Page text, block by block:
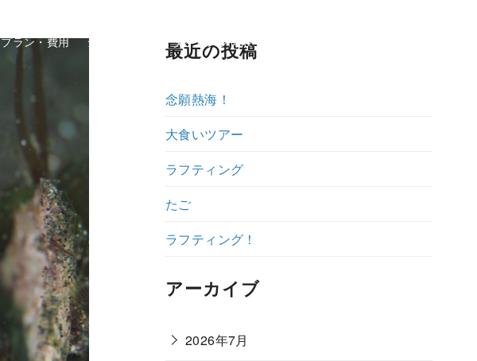
プラン・費用 ショップ紹介 ダイビング体験ブログ
最近の投稿
念願熱海！
大食いツアー
ラフティング
たご
ラフティング！
アーカイブ
2026年7月